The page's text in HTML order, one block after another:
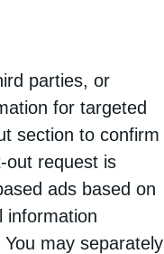
parties, or
for targeted
section to confirm
out request is
ads based on
information
may separately
θερμά